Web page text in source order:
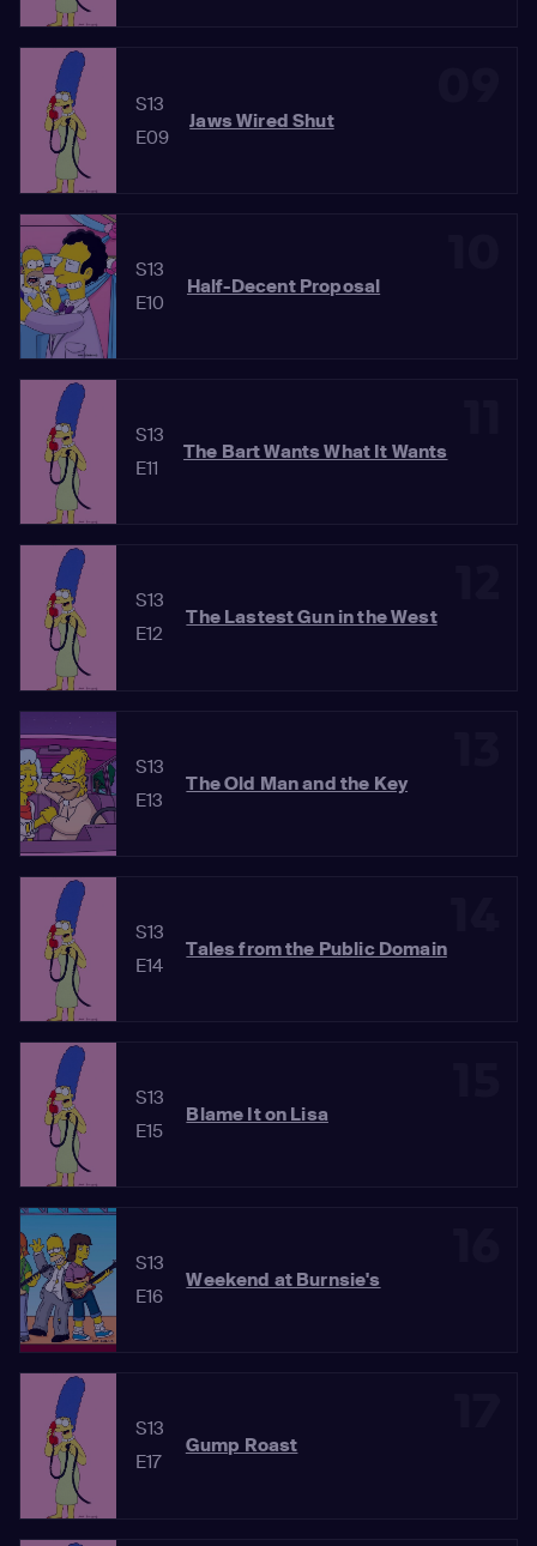
S13
E09
Jaws Wired Shut
S13
E10
Half-Decent Proposal
S13
E11
The Bart Wants What It Wants
S13
E12
The Lastest Gun in the West
S13
E13
The Old Man and the Key
S13
E14
Tales from the Public Domain
S13
E15
Blame It on Lisa
S13
E16
Weekend at Burnsie's
S13
E17
Gump Roast